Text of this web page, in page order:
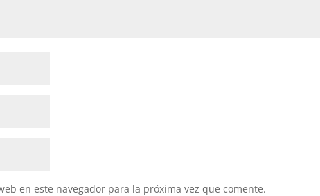
en este navegador para la próxima vez que comente.